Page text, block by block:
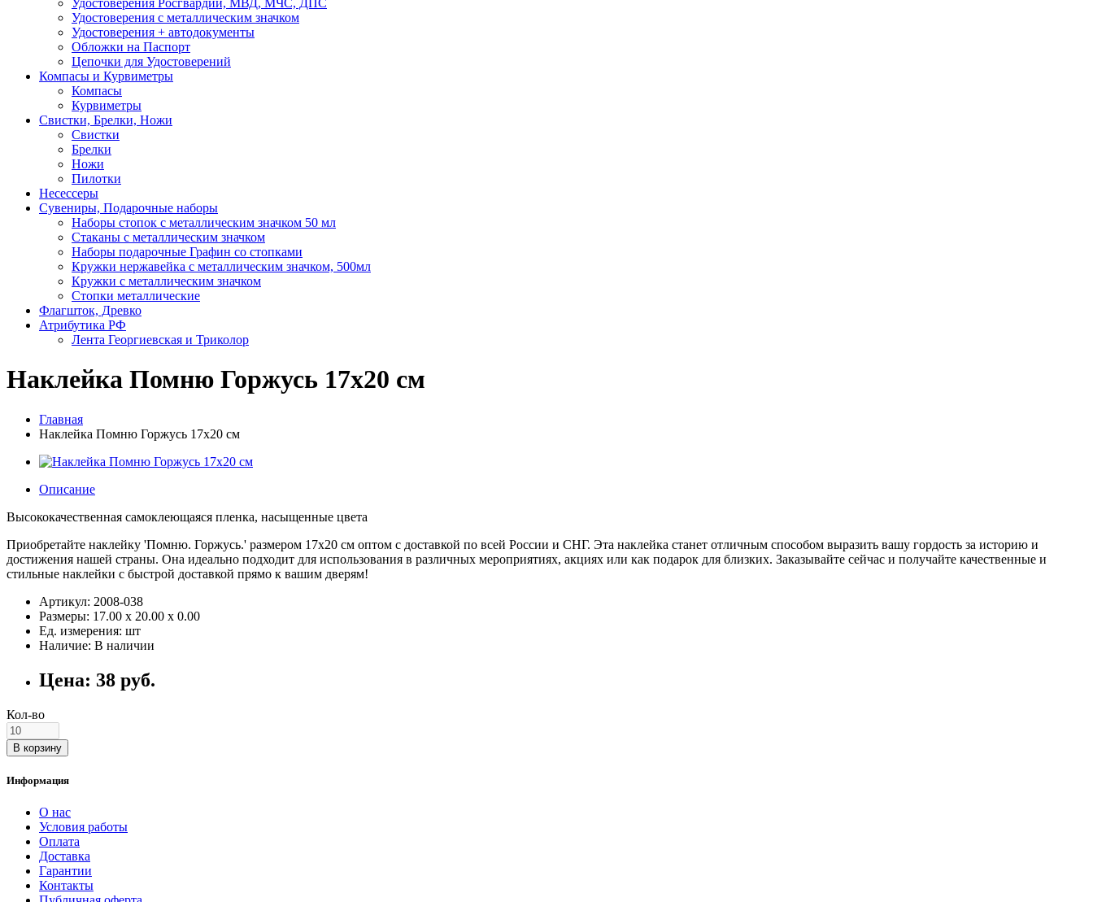
Удостоверения Росгвардии, МВД, МЧС, ДПС
Удостоверения с металлическим значком
Удостоверения + автодокументы
Обложки на Паспорт
Цепочки для Удостоверений
Компасы и Курвиметры
Компасы
Курвиметры
Свистки, Брелки, Ножи
Свистки
Брелки
Ножи
Пилотки
Несессеры
Сувениры, Подарочные наборы
Наборы стопок с металлическим значком 50 мл
Стаканы с металлическим значком
Наборы подарочные Графин со стопками
Кружки нержавейка с металлическим значком, 500мл
Кружки с металлическим значком
Стопки металлические
Флагшток, Древко
Атрибутика РФ
Лента Георгиевская и Триколор
Наклейка Помню Горжусь 17х20 см
Главная
Наклейка Помню Горжусь 17х20 см
Описание
Высококачественная самоклеющаяся пленка, насыщенные цвета
Приобретайте наклейку 'Помню. Горжусь.' размером 17х20 см оптом с доставкой по всей России и СНГ. Эта наклейка станет отличным способом выразить вашу гордость за историю и
достижения нашей страны. Она идеально подходит для использования в различных мероприятиях, акциях или как подарок для близких. Заказывайте сейчас и получайте качественные и
стильные наклейки с быстрой доставкой прямо к вашим дверям!
Артикул: 2008-038
Размеры: 17.00 х 20.00 х 0.00
Ед. измерения: шт
Наличие: В наличии
Цена: 38 руб.
Кол-во
В корзину
Информация
О нас
Условия работы
Оплата
Доставка
Гарантии
Контакты